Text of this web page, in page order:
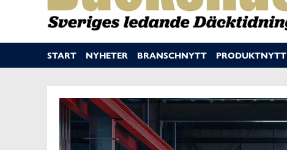
START NYHETER BRANSCHNYTT PRODUKTNYTT